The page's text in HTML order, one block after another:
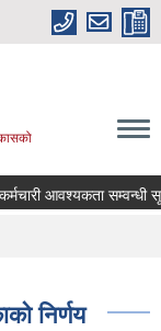
आवश्यकता सम्वन्धी सूचना
निर्णय